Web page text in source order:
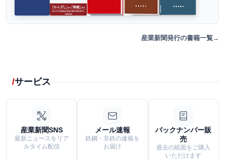
産業新聞発行の書籍一覧
サービス
産業新聞SNS
最新ニュースをリア
ルタイム配信
メール速報
鉄鋼・非鉄の速報を
お届け
バックナンバー販
売
過去の紙面をご購入
いただけます